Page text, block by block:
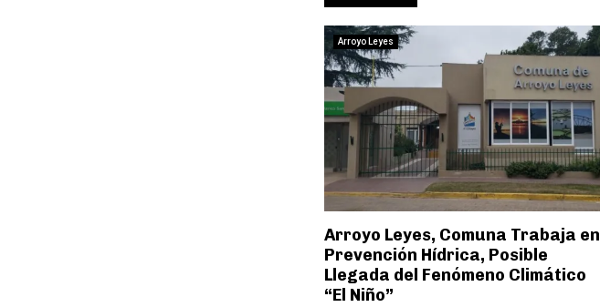
Arroyo Leyes
Arroyo Leyes, Comuna Trabaja en
Prevención Hídrica, Posible
Llegada del Fenómeno Climático
“El Niño”